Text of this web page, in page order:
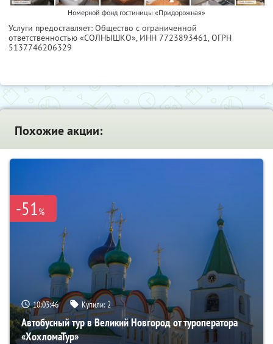
Номерной фонд гостиницы «Придорожная»
Услуги предоставляет: Общество с ограниченной
ответственностью «СОЛНЫШКО», ИНН 7723893461, ОГРН
5137746206329
Похожие акции:
-51%
10:03:45 Купили:2
Автобусный тур в Великий Новгород от туроператора
«ХохломаТур»